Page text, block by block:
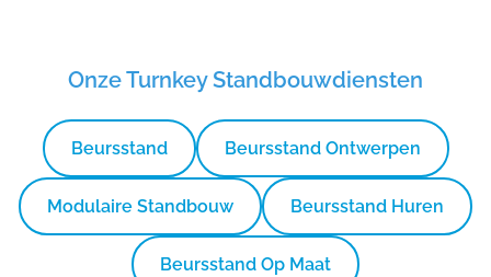
Onze Turnkey Standbouwdiensten
Beursstand Beursstand Ontwerpen
Modulaire Standbouw Beursstand Huren
Beursstand Op Maat